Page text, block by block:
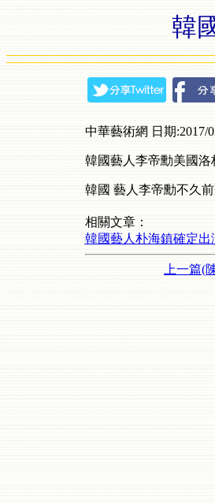
韓
中華藝術網 日期:2017/
韓國藝人李帝勳美國洛
韓國 藝人李帝勳不久
相關文章：
韓國藝人朴海鎮確定
上一篇(